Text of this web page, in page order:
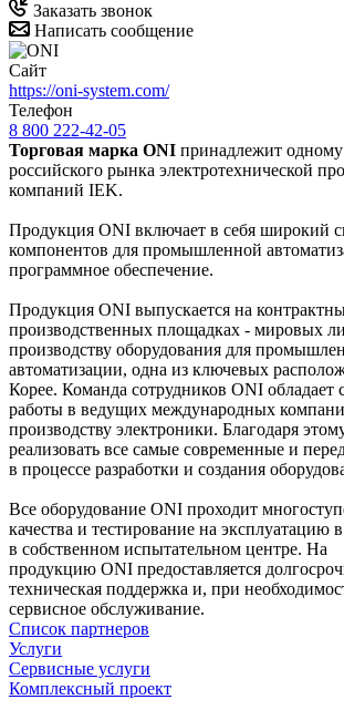
Заказать звонок
Написать сообщение
Сайт
https://oni-system.com/
Телефон
8 800 222-42-05
Торговая марка ONI принадлежит одному
российского рынка электротехнической
компаний IEK.
Продукция ONI включает в себя широкий
компонентов для промышленной
программное обеспечение.
Продукция ONI выпускается на
производственных площадках - мировых
производству оборудования для
автоматизации, одна из ключевых
Корее. Команда сотрудников ONI
работы в ведущих международных
производству электроники. Благодаря
реализовать все самые современные и
в процессе разработки и создания
Все оборудование ONI проходит
качества и тестирование на эксплуатацию
в собственном испытательном центре. На
продукцию ONI предоставляется
техническая поддержка и, при
сервисное обслуживание.
Список партнеров
Услуги
Сервисные услуги
Комплексный проект